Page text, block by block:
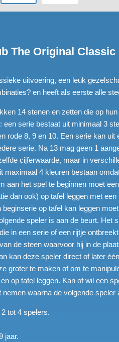
The Original Classic
uitvoering, een leuk
en heeft als eerste alle
14 stenen en zetten die op
een serie bestaat uit minimaal 3
rode 8, 9 en 10. Een serie kan
serie. Na 13 mag geen 1
cijferwaarde, maar in
maximaal 4 kleuren bestaan
aan het spel te beginnen moet
dan ook) op tafel leggen met
beginserie op tafel kan leggen
speler is aan de beurt. Het
in een serie of een rijtje
de steen waarvoor hij in de
kan deze speler direct of later
groter te maken of om te
op tafel leggen. Kan of wil een
nemen waarna de volgende speler
tot 4 spelers.
jaar.